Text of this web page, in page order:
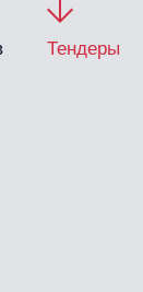
Тендеры